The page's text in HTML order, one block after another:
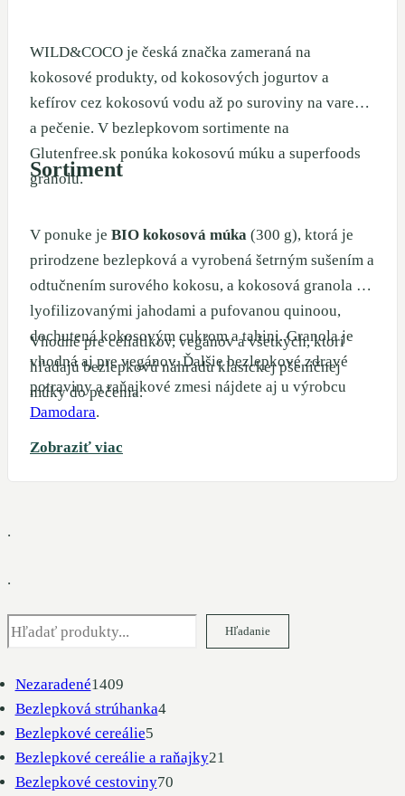
WILD&COCO je česká značka zameraná na
kokosové produkty, od kokosových jogurtov a
kefírov cez kokosovú vodu až po suroviny na varenie
a pečenie. V bezlepkovom sortimente na
Glutenfree.sk ponúka kokosovú múku a superfoods
granolu.
Sortiment
V ponuke je BIO kokosová múka (300 g), ktorá je
prirodzene bezlepková a vyrobená šetrným sušením a
odtučnením surového kokosu, a kokosová granola s
lyofilizovanými jahodami a pufovanou quinoou,
dochutená kokosovým cukrom a tahini. Granola je
vhodná aj pre vegánov. Ďalšie bezlepkové zdravé
potraviny a raňajkové zmesi nájdete aj u výrobcu
Damodara.
Vhodné pre celiatikov, vegánov a všetkých, ktorí
hľadajú bezlepkovú náhradu klasickej pšeničnej
múky do pečenia.
Zobraziť viac
.
.
Hľadať Hľadanie
Nezaradené14091409
produktov
Bezlepková strúhanka44
Bezlepkové cereálie55
produktov
Bezlepkové cereálie a raňajky21
Bezlepkové cestoviny7070